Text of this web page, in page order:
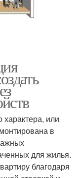
характера, или
в
для жилья.
благодаря